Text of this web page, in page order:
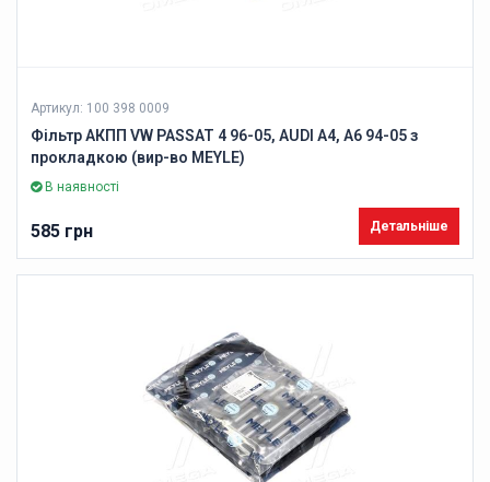
Артикул: 100 398 0009
Фільтр АКПП VW PASSAT 4 96-05, AUDI A4, A6 94-05 з
прокладкою (вир-во MEYLE)
В наявності
585 грн Детальніше